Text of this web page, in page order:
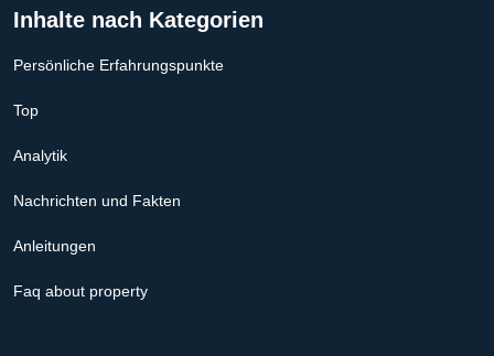
Inhalte nach Kategorien
Persönliche Erfahrungspunkte
Top
Analytik
Nachrichten und Fakten
Anleitungen
Faq about property